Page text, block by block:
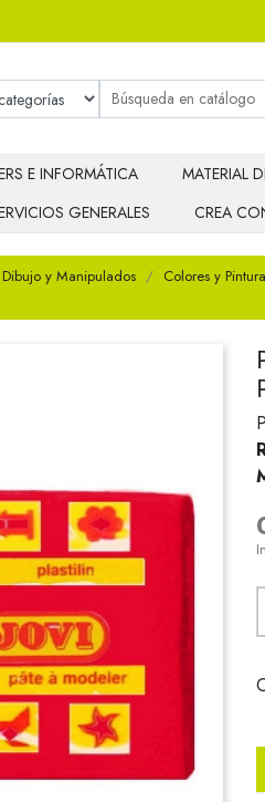
E INFORMÁTICA MATERIAL
GENERALES CREA
Dibujo y Manipulados Colores y